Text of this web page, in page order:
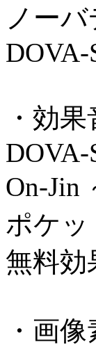
ノー
・効果
On-Jin
ポケッ
無料効
・画